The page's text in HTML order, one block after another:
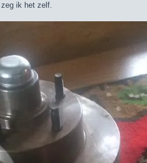
ik het zelf.